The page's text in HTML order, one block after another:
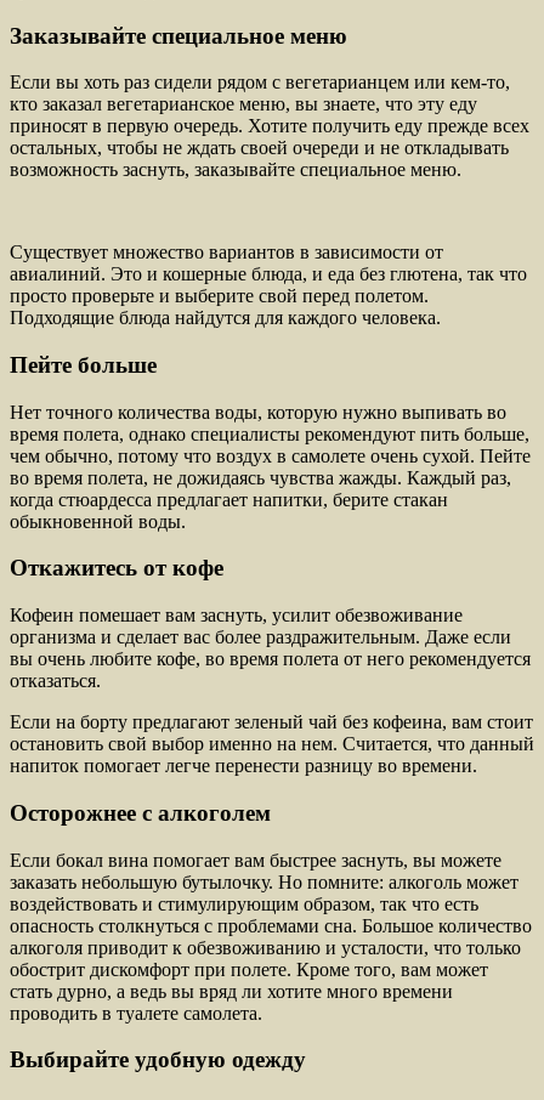
Заказывайте специальное меню
Если вы хоть раз сидели рядом с вегетарианцем или кем-то,
кто заказал вегетарианское меню, вы знаете, что эту еду
приносят в первую очередь. Хотите получить еду прежде всех
остальных, чтобы не ждать своей очереди и не откладывать
возможность заснуть, заказывайте специальное меню.
Существует множество вариантов в зависимости от
авиалиний. Это и кошерные блюда, и еда без глютена, так что
просто проверьте и выберите свой перед полетом.
Подходящие блюда найдутся для каждого человека.
Пейте больше
Нет точного количества воды, которую нужно выпивать во
время полета, однако специалисты рекомендуют пить больше,
чем обычно, потому что воздух в самолете очень сухой. Пейте
во время полета, не дожидаясь чувства жажды. Каждый раз,
когда стюардесса предлагает напитки, берите стакан
обыкновенной воды.
Откажитесь от кофе
Кофеин помешает вам заснуть, усилит обезвоживание
организма и сделает вас более раздражительным. Даже если
вы очень любите кофе, во время полета от него рекомендуется
отказаться.
Если на борту предлагают зеленый чай без кофеина, вам стоит
остановить свой выбор именно на нем. Считается, что данный
напиток помогает легче перенести разницу во времени.
Осторожнее с алкоголем
Если бокал вина помогает вам быстрее заснуть, вы можете
заказать небольшую бутылочку. Но помните: алкоголь может
воздействовать и стимулирующим образом, так что есть
опасность столкнуться с проблемами сна. Большое количество
алкоголя приводит к обезвоживанию и усталости, что только
обострит дискомфорт при полете. Кроме того, вам может
стать дурно, а ведь вы вряд ли хотите много времени
проводить в туалете самолета.
Выбирайте удобную одежду